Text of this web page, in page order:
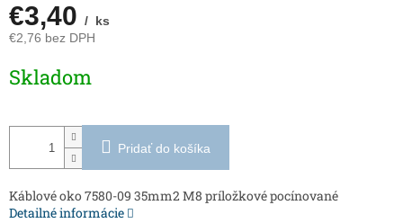
€3,40 / ks
€2,76 bez DPH
cena:
Skladom
Pridať do košíka
Káblové oko 7580-09 35mm2 M8 príložkové pocínované
Detailné informácie